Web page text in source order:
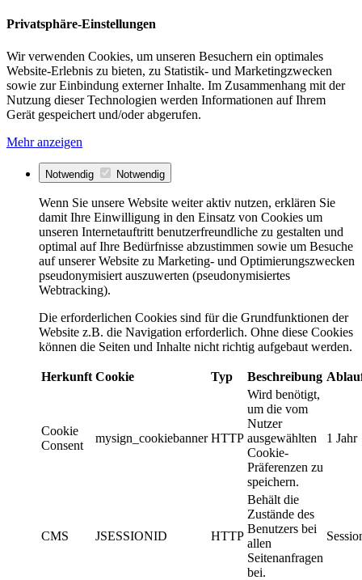
Privatsphäre-Einstellungen
Wir verwenden Cookies, um unseren Besuchern ein optimales
Website-Erlebnis zu bieten, zu Statistik- und Marketingzwecken
sowie zur Einbindung externer Inhalte. Im Zusammenhang mit der
Nutzung dieser Technologien werden Informationen auf Ihrem
Gerät gespeichert und/oder abgerufen.
Mehr anzeigen
Notwendig Notwendig
Wenn Sie unsere Website weiter aktiv nutzen, erklären Sie
damit Ihre Einwilligung in den Einsatz von Cookies um
unseren Internetauftritt benutzerfreundliche zu gestalten und
optimal auf Ihre Bedürfnisse abzustimmen sowie um Besuche
auf unserer Website zu Marketing- und Optimierungszwecken
pseudonymisiert auszuwerten (pseudonymisiertes
Webtracking).
Die erforderlichen Cookies sind für die Grundfunktionen der
Website z.B. die Navigation erforderlich. Ohne diese Cookies
können die Seiten und Inhalte nicht richtig aufgebaut werden.
Herkunft Cookie Typ Beschreibung
Cookie
Consent
mysign_cookiebanner HTTP
Wird benötigt,
um die vom
Nutzer
ausgewählten
Cookie-
Präferenzen zu
speichern.
1 Jahr
CMS JSESSIONID HTTP
Behält die
Zustände des
Benutzers bei
allen
Seitenanfragen
bei.